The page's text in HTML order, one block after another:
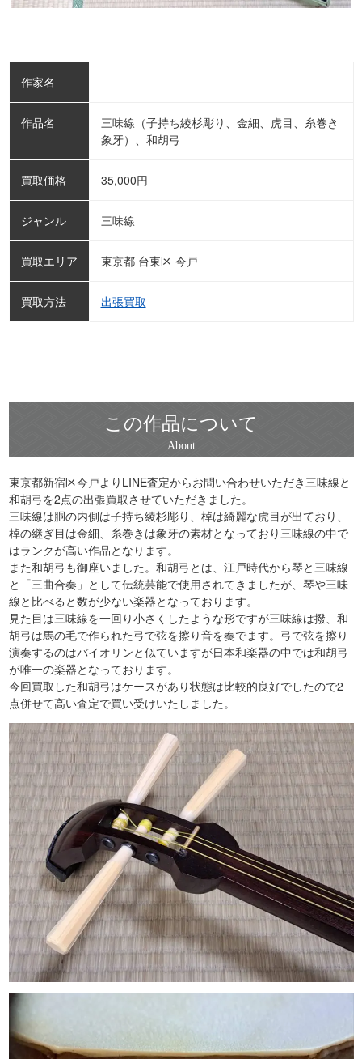
作家名
作品名
三味線（子持ち綾杉彫り、金細、虎目、糸巻き
象牙）、和胡弓
買取価格 35,000円
ジャンル 三味線
買取エリア 東京都 台東区 今戸
買取方法 出張買取
この作品について
東京都新宿区今戸よりLINE査定からお問い合わせいただき三味線と
和胡弓を2点の出張買取させていただきました。
三味線は胴の内側は子持ち綾杉彫り、棹は綺麗な虎目が出ており、
棹の継ぎ目は金細、糸巻きは象牙の素材となっており三味線の中で
はランクが高い作品となります。
また和胡弓も御座いました。和胡弓とは、江戸時代から琴と三味線
と「三曲合奏」として伝統芸能で使用されてきましたが、琴や三味
線と比べると数が少ない楽器となっております。
見た目は三味線を一回り小さくしたような形ですが三味線は撥、和
胡弓は馬の毛で作られた弓で弦を擦り音を奏でます。弓で弦を擦り
演奏するのはバイオリンと似ていますが日本和楽器の中では和胡弓
が唯一の楽器となっております。
今回買取した和胡弓はケースがあり状態は比較的良好でしたので2
点併せて高い査定で買い受けいたしました。